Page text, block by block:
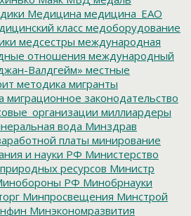
Медицина медицина_ЕАО
класс медоборудование
медсестры международная
отношения международный
Валдгейм» местные
методика мигранты
миграционное законодательство
миллиардеры
вода Минздрав
платы минирование
и науки РФ Министерство
ресурсов Министр
РФ Минобрнауки
Минпросвещения Минстрой
Минэкономразвития